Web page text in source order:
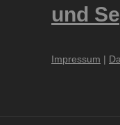
und
Impressum |